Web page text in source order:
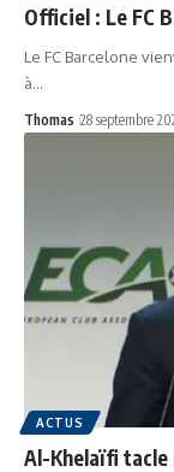
Officiel : Le FC
Le FC Barcelone
à…
Thomas 28 septembre
ACTUS
Al-Khelaïfi tacle